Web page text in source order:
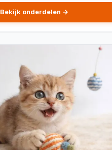
Bekijk onderdelen →